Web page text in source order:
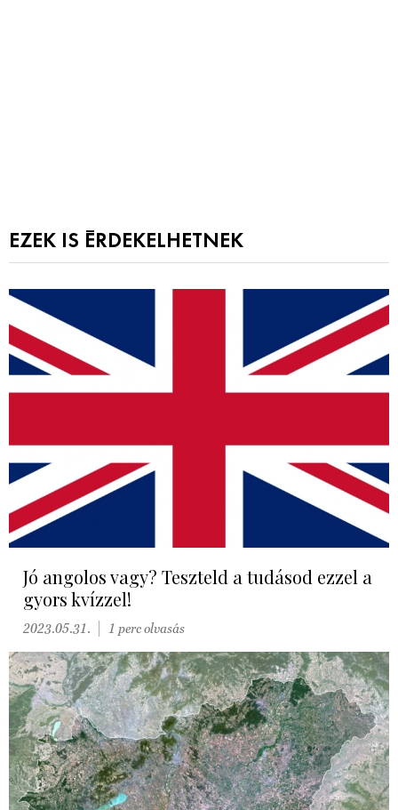
EZEK IS ÉRDEKELHETNEK
Jó angolos vagy? Teszteld a tudásod ezzel a
gyors kvízzel!
2023.05.31. 1 perc olvasás